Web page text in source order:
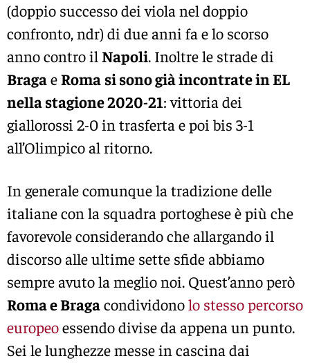
(doppio successo dei viola nel doppio
confronto, ndr) di due anni fa e lo scorso
anno contro il Napoli. Inoltre le strade di
BragaeRoma si sono già incontrate in EL
nella stagione 2020-21: vittoria dei
giallorossi 2-0 in trasferta e poi bis 3-1
all’Olimpico al ritorno.
In generale comunque la tradizione delle
italiane con la squadra portoghese è più che
favorevole considerando che allargando il
discorso alle ultime sette sfide abbiamo
sempre avuto la meglio noi. Quest’anno però
Roma e Braga condividonolo stesso percorso
europeoessendo divise da appena un punto.
Sei le lunghezze messe in cascina dai